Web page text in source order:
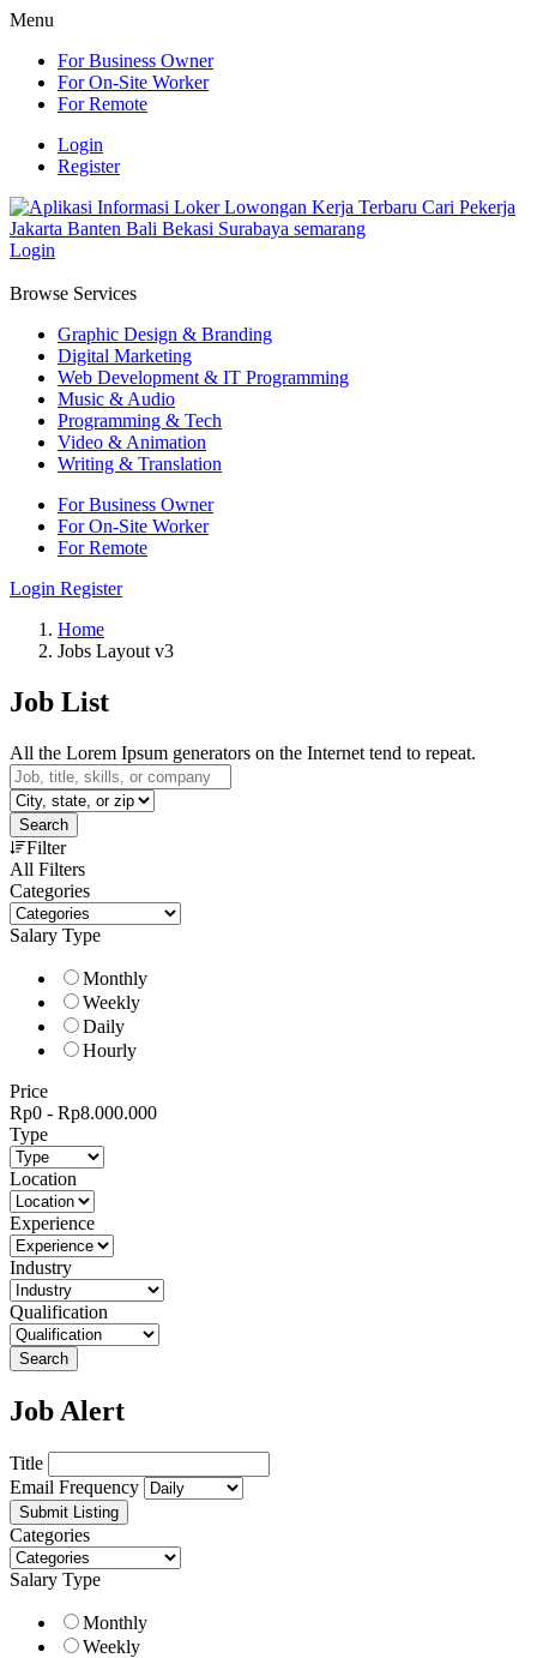
Menu
For Business Owner
For On-Site Worker
For Remote
Login
Register
Login
Browse Services
Graphic Design & Branding
Digital Marketing
Web Development & IT Programming
Music & Audio
Programming & Tech
Video & Animation
Writing & Translation
For Business Owner
For On-Site Worker
For Remote
Login Register
Home
Jobs Layout v3
Job List
All the Lorem Ipsum generators on the Internet tend to repeat.
Search
Filter
All Filters
Categories
Salary Type
Monthly
Weekly
Daily
Hourly
Price
Rp0 - Rp8.000.000
Type
Location
Experience
Industry
Qualification
Search
Job Alert
Title
Email Frequency
Submit Listing
Categories
Salary Type
Monthly
Weekly